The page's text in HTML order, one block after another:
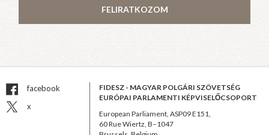
FELIRATKOZOM
facebook
x
FIDESZ - MAGYAR POLGÁRI SZÖVETSÉG
EURÓPAI PARLAMENTI KÉPVISELŐCSOPORT
European Parliament, ASP09 E151,
60 Rue Wiertz, B–1047